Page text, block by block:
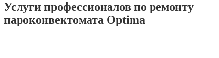
Услуги профессионалов по ремонту
пароконвектомата Optima